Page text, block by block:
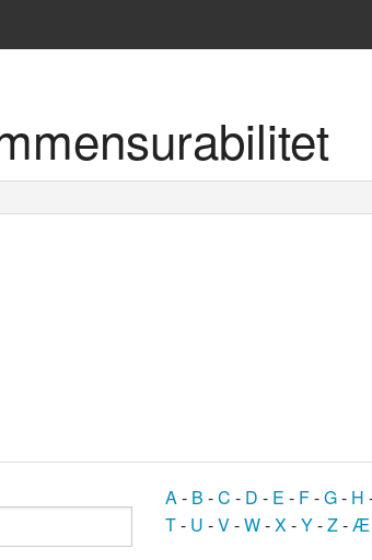
A- B -C - D - E - F-G- H
T- U -V-W-X-Y-Z-Æ